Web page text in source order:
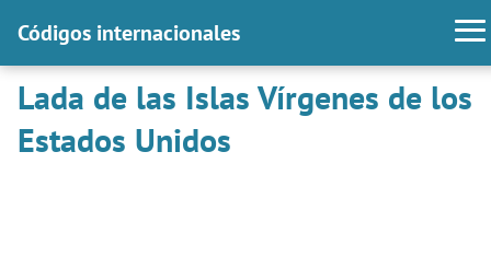
Códigos internacionales
Lada de las Islas Vírgenes de los
Estados Unidos